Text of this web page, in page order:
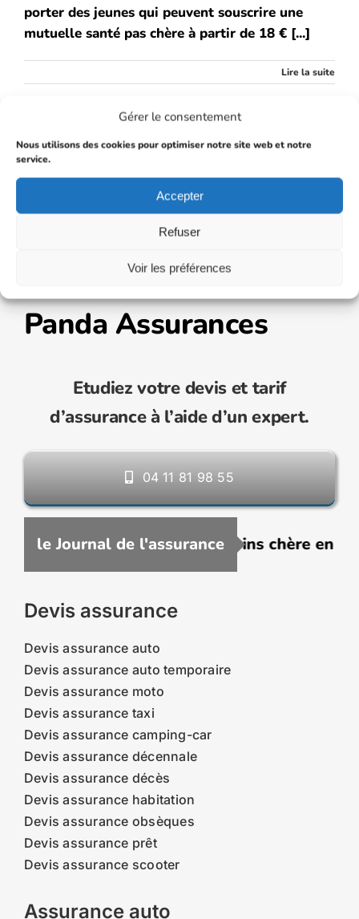
Gérer le consentement
Nous utilisons des cookies pour optimiser notre site web et notre
service.
Accepter
Refuser
Voir les préférences
porter des jeunes qui peuvent souscrire une
mutuelle santé pas chère à partir de 18 € [...]
Lire la suite
Panda Assurances
Etudiez votre devis et tarif
d’assurance à l’aide d’un expert.
04 11 81 98 55
le Journal de l'assurance
une assurance VTC moins chère en
Devis assurance
Devis assurance auto
Devis assurance auto temporaire
Devis assurance moto
Devis assurance taxi
Devis assurance camping-car
Devis assurance décennale
Devis assurance décès
Devis assurance habitation
Devis assurance obsèques
Devis assurance prêt
Devis assurance scooter
Assurance auto